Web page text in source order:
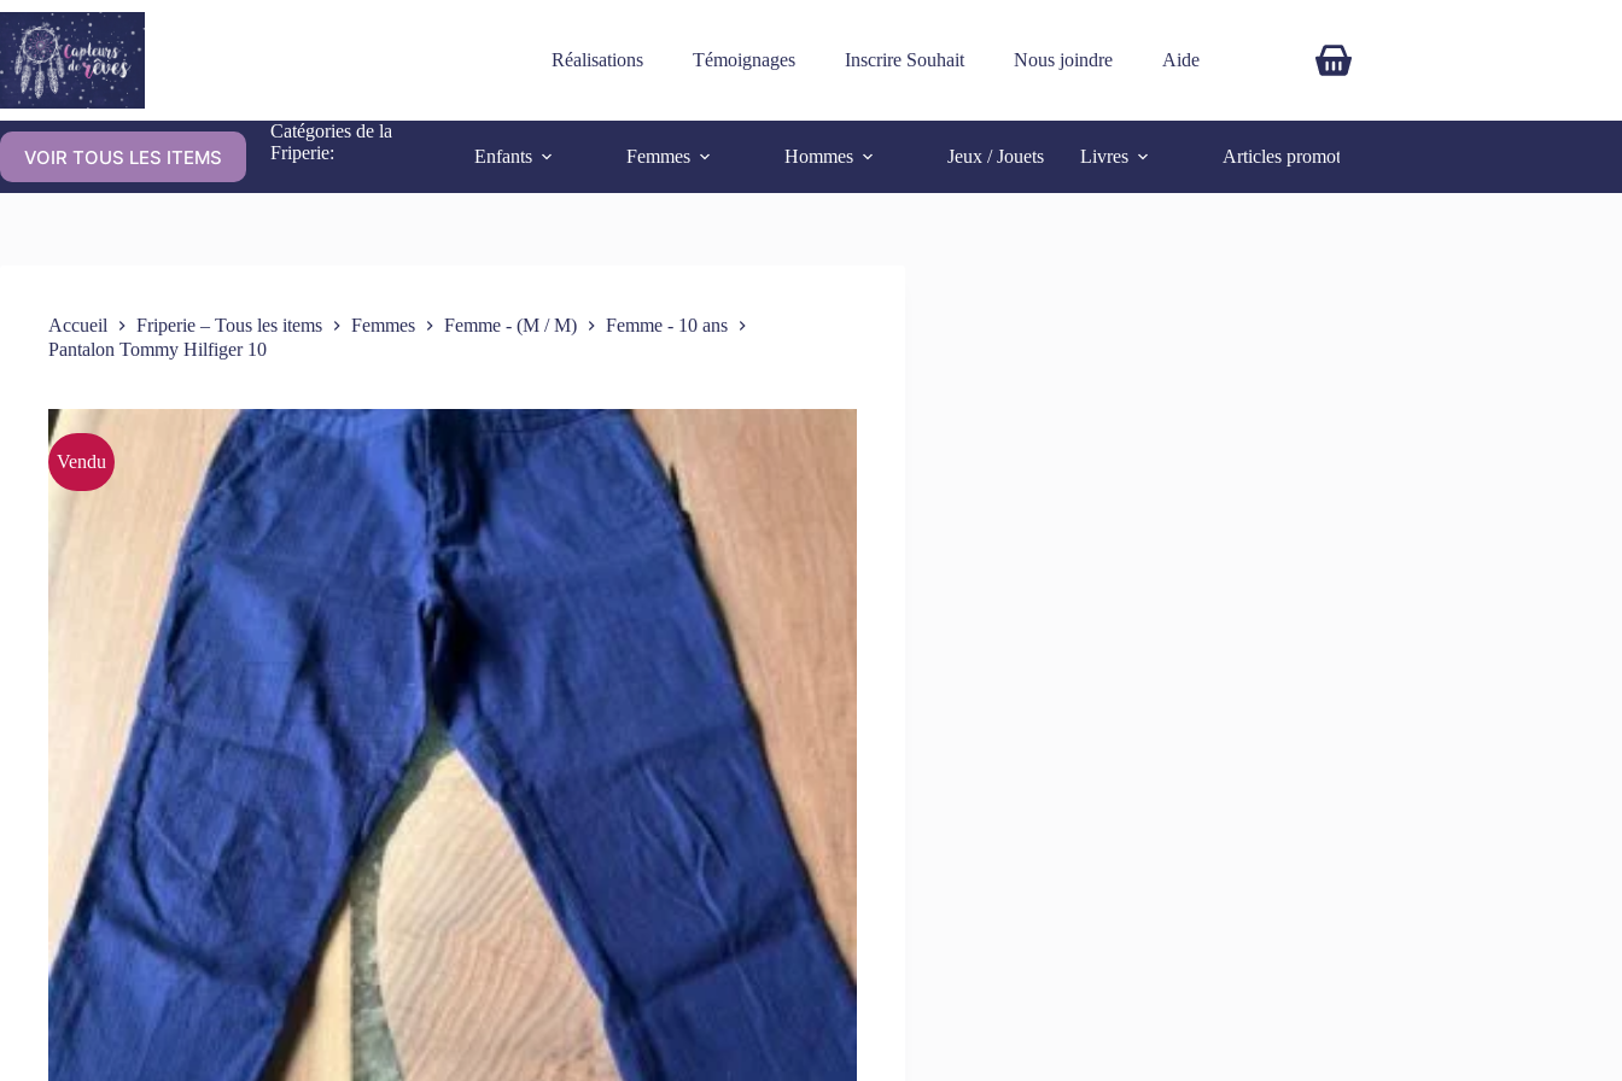
Réalisations Témoignages Inscrire Souhait Nous joindre Aide
VOIR TOUS LES ITEMS
Catégories de la
Friperie:
Enfants Femmes Hommes Jeux / Jouets Livres Articles promotionnels
Accueil Friperie – Tous les items Femmes Femme - (M / M)
Femme - 10 ans
Pantalon Tommy Hilfiger 10
Vendu